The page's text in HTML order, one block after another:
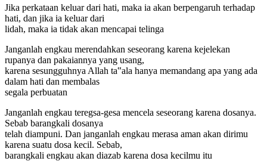
Jika perkataan keluar dari hati, maka ia akan berpengaruh terhadap
hati, dan jika ia keluar dari
lidah, maka ia tidak akan mencapai telinga
Janganlah engkau merendahkan seseorang karena kejelekan
rupanya dan pakaiannya yang usang,
karena sesungguhnya Allah ta‟ala hanya memandang apa yang ada
dalam hati dan membalas
segala perbuatan
Janganlah engkau teregsa-gesa mencela seseorang karena dosanya.
Sebab barangkali dosanya
telah diampuni. Dan janganlah engkau merasa aman akan dirimu
karena suatu dosa kecil. Sebab,
barangkali engkau akan diazab karena dosa kecilmu itu